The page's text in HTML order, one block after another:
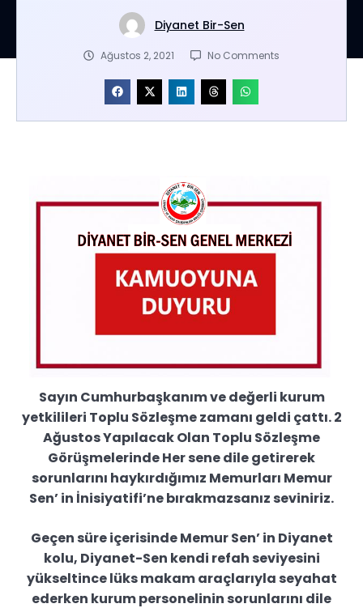
Diyanet Bir-Sen
Ağustos 2, 2021 No Comments
Sayın Cumhurbaşkanım ve değerli kurum
yetkilileri Toplu Sözleşme zamanı geldi çattı. 2
Ağustos Yapılacak Olan Toplu Sözleşme
Görüşmelerinde Her sene dile getirerek
sorunlarını haykırdığımız Memurları Memur
Sen’ in İnisiyatifi’ne bırakmazsanız seviniriz.
Geçen süre içerisinde Memur Sen’ in Diyanet
kolu, Diyanet-Sen kendi refah seviyesini
yükseltince lüks makam araçlarıyla seyahat
ederken kurum personelinin sorunlarını dile